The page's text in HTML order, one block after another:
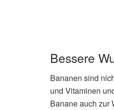
Bessere
Bananen sind
und Vitaminen
Banane auch zur